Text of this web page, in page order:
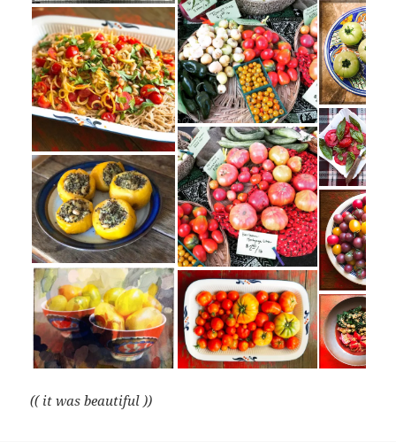
(( it was beautiful ))